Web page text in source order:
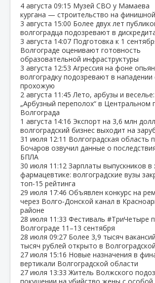
4 августа 09:15 Музей СВО у Мамаева
кургана — строительство на
3 августа 15:00 Более двух лет
волгоградца подозревают в
3 августа 14:07 Подготовка к 1
Волгограде оценивают готовность
образовательной инфраструктуры
3 августа 12:53 Агрессия на фоне
волгоградку подозревают в
прохожую
2 августа 11:45 Лето, арбузы и
„Арбузный переполох“ в Центральном
Волгограда
1 августа 14:16 Экспорт на 3,6 млн
волгоградский бизнес выходит на
31 июля 12:11 Волгоградская область
Бочаров озвучил данные о
БПЛА
30 июля 11:12 Зарплаты выпускников в
фармацевтике: волгоградские вузы
топ‑15 рейтинга
29 июля 17:46 Объявлен конкурс на
через Волго‑Донской канал в
районе
28 июля 11:33 Фестиваль #ТриЧетыре
Волгограде 11–13 сентября
28 июля 09:27 Более 3,9 тысяч
тысяч рублей открыто в
27 июля 15:16 Новые назначения в
вертикали Волгоградской области
27 июля 13:33 Житель Волжского